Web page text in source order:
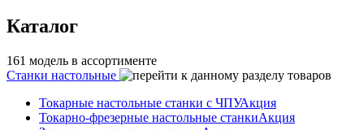
Каталог
161 модель в ассортименте
Станки настольные
Токарные настольные станки с ЧПУАкция
Токарно-фрезерные настольные станкиАкция